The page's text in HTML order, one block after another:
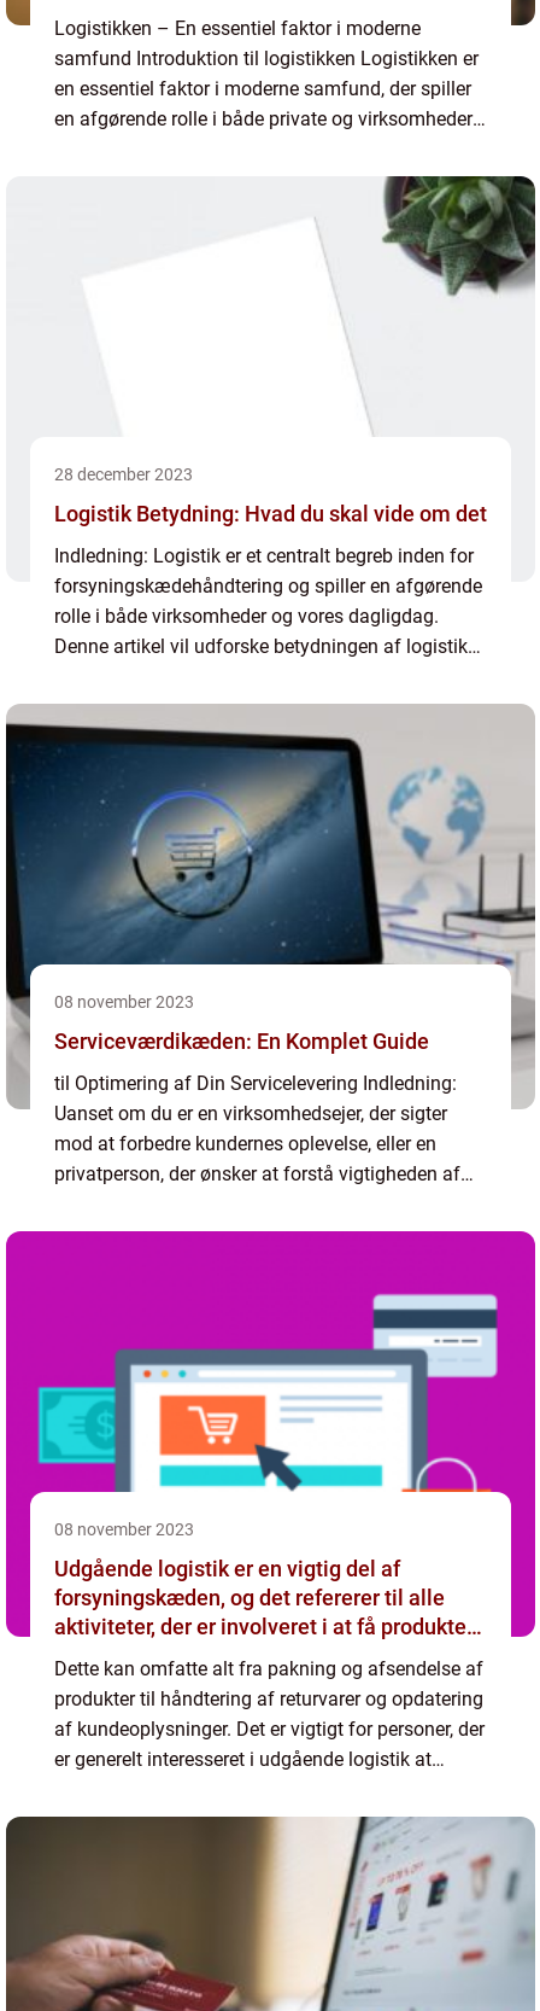
Logistikken – En essentiel faktor i moderne
samfund Introduktion til logistikken Logistikken er
en essentiel faktor i moderne samfund, der spiller
en afgørende rolle i både private og virksomheders
28 december 2023
Logistik Betydning: Hvad du skal vide om det
Indledning: Logistik er et centralt begreb inden for
forsyningskædehåndtering og spiller en afgørende
rolle i både virksomheder og vores dagligdag.
Denne artikel vil udforske betydningen af logistik
er...
08 november 2023
Serviceværdikæden: En Komplet Guide
til Optimering af Din Servicelevering Indledning:
Uanset om du er en virksomhedsejer, der sigter
mod at forbedre kundernes oplevelse, eller en
privatperson, der ønsker at forstå vigtigheden af
dig. I d...
08 november 2023
Udgående logistik er en vigtig del af
forsyningskæden, og det refererer til alle
aktiviteter, der er involveret i at få produkter
fra producenten og ud til kunderne
Dette kan omfatte alt fra pakning og afsendelse af
produkter til håndtering af returvarer og opdatering
af kundeoplysninger. Det er vigtigt for personer, der
er generelt interesseret i udgående logistik at